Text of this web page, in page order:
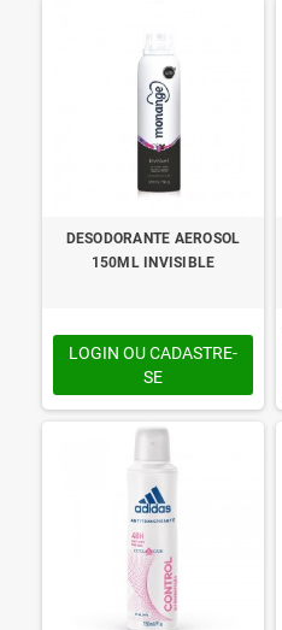
DESODORANTE AEROSOL
150ML INVISIBLE
LOGIN OU CADASTRE-
SE